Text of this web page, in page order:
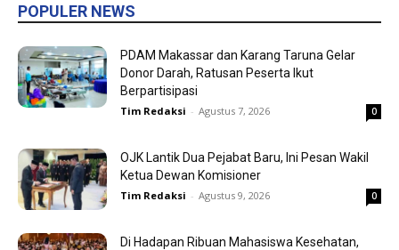
POPULER NEWS
PDAM Makassar dan Karang Taruna Gelar
Donor Darah, Ratusan Peserta Ikut
Berpartisipasi
Tim Redaksi - Agustus 7, 2026 0
OJK Lantik Dua Pejabat Baru, Ini Pesan Wakil
Ketua Dewan Komisioner
Tim Redaksi - Agustus 9, 2026 0
Di Hadapan Ribuan Mahasiswa Kesehatan,